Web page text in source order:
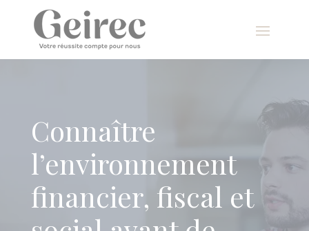
Connaître
l’environnement
financier, fiscal et
Panneau de gestion des cookies